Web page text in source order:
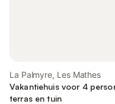
La Palmyre, Les Mathes
Vakantiehuis voor 4
terras en tuin